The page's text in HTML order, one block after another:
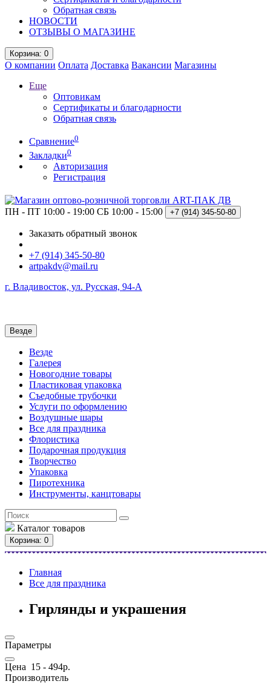
Обратная связь
НОВОСТИ
ОТЗЫВЫ О МАГАЗИНЕ
Корзина: 0
О компании Оплата Доставка Вакансии Магазины
Еще
Оптовикам
Сертификаты и благодарности
Обратная связь
Сравнение0
Закладки0
Авторизация
Регистрация
ПН - ПТ 10:00 - 19:00 СБ 10:00 - 15:00 +7 (914) 345-50-80
Заказать обратный звонок
+7 (914) 345-50-80
artpakdv@mail.ru
г. Владивосток, ул. Русская, 94-А
Везде
Везде
Галерея
Новогодние товары
Пластиковая упаковка
Съедобные трубочки
Услуги по оформлению
Воздушные шары
Все для праздника
Флористика
Подарочная продукция
Творчество
Упаковка
Пиротехника
Инструменты, канцтовары
Каталог товаров
Корзина: 0
Главная
Все для праздника
Гирлянды и украшения
Параметры
Цена 15 - 494р.
Производитель